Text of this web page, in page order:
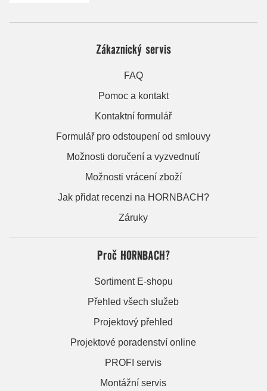
Zákaznický servis
FAQ
Pomoc a kontakt
Kontaktní formulář
Formulář pro odstoupení od smlouvy
Možnosti doručení a vyzvednutí
Možnosti vrácení zboží
Jak přidat recenzi na HORNBACH?
Záruky
Proč HORNBACH?
Sortiment E-shopu
Přehled všech služeb
Projektový přehled
Projektové poradenství online
PROFI servis
Montážní servis